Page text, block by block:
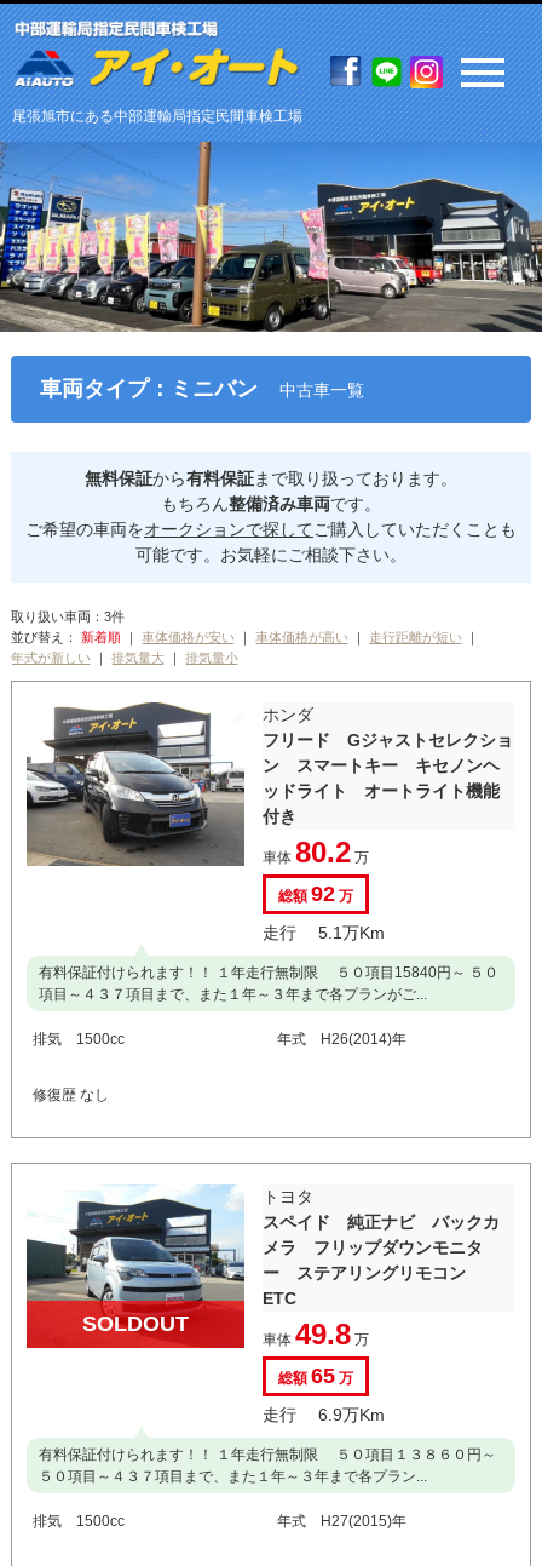
尾張旭市にある中部運輸局指定民間車検工場
車両タイプ：ミニバン 中古車一覧
無料保証から有料保証まで取り扱っております。
もちろん整備済み車両です。
ご希望の車両をオークションで探してご購入していただくことも
可能です。お気軽にご相談下さい。
取り扱い車両：3件
並び替え：
｜ ｜ ｜
｜
｜
｜
ホンダ
フリード Gジャストセレクショ
ン スマートキー キセノンヘ
ッドライト オートライト機能
付き
車体 80.2万
総額92万
走行 5.1万Km
有料保証付けられます！！ １年走行無制限 ５０項目15840円～ ５０
項目～４３７項目まで、また１年～３年まで各プランがご...
排気 1500cc 年式 H26(2014)年
修復歴 なし
SOLDOUT
トヨタ
スペイド 純正ナビ バックカ
メラ フリップダウンモニタ
ー ステアリングリモコン
ETC
車体 49.8万
総額65万
走行 6.9万Km
有料保証付けられます！！ １年走行無制限 ５０項目１３８６０円～
５０項目～４３７項目まで、また１年～３年まで各プラン...
排気 1500cc 年式 H27(2015)年